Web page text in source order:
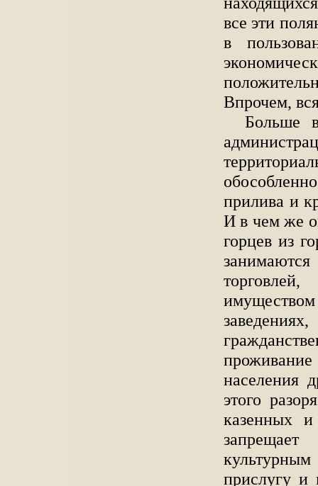
все эти
в
Впрочем,
Больше
прилива и
И в чем же
горцев из
имуществом
населения
этого
казенных
запрещает
прислугу и